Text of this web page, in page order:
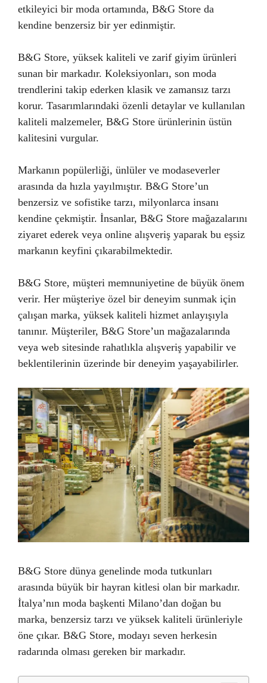
etkileyici bir moda ortamında, B&G Store da
kendine benzersiz bir yer edinmiştir.
B&G Store, yüksek kaliteli ve zarif giyim ürünleri
sunan bir markadır. Koleksiyonları, son moda
trendlerini takip ederken klasik ve zamansız tarzı
korur. Tasarımlarındaki özenli detaylar ve kullanılan
kaliteli malzemeler, B&G Store ürünlerinin üstün
kalitesini vurgular.
Markanın popülerliği, ünlüler ve modaseverler
arasında da hızla yayılmıştır. B&G Store’un
benzersiz ve sofistike tarzı, milyonlarca insanı
kendine çekmiştir. İnsanlar, B&G Store mağazalarını
ziyaret ederek veya online alışveriş yaparak bu eşsiz
markanın keyfini çıkarabilmektedir.
B&G Store, müşteri memnuniyetine de büyük önem
verir. Her müşteriye özel bir deneyim sunmak için
çalışan marka, yüksek kaliteli hizmet anlayışıyla
tanınır. Müşteriler, B&G Store’un mağazalarında
veya web sitesinde rahatlıkla alışveriş yapabilir ve
beklentilerinin üzerinde bir deneyim yaşayabilirler.
B&G Store dünya genelinde moda tutkunları
arasında büyük bir hayran kitlesi olan bir markadır.
İtalya’nın moda başkenti Milano’dan doğan bu
marka, benzersiz tarzı ve yüksek kaliteli ürünleriyle
öne çıkar. B&G Store, modayı seven herkesin
radarında olması gereken bir markadır.